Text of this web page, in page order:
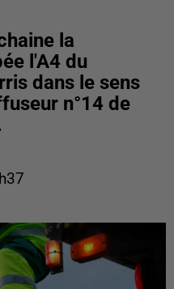
la
l'A4 du
dans le sens
n°14 de